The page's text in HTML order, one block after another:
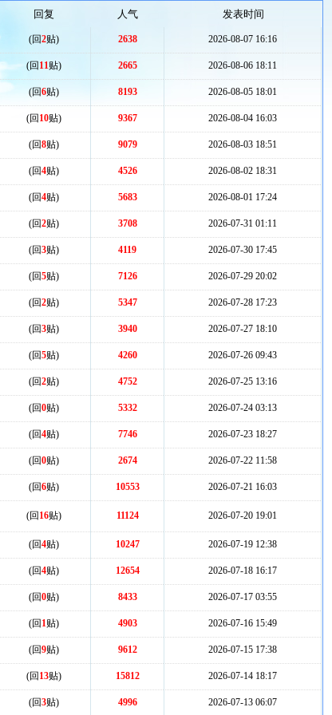
回复 人气 发表时间
(回2贴) 2638 2026-08-07 16:16
(回 11贴) 2665 2026-08-06 18:11
(回6贴) 8193 2026-08-05 18:01
(回 10贴) 9367 2026-08-04 16:03
(回8贴) 9079 2026-08-03 18:51
(回4贴) 4526 2026-08-02 18:31
(回4贴) 5683 2026-08-01 17:24
(回2贴) 3708 2026-07-31 01:11
(回3贴) 4119 2026-07-30 17:45
(回5贴) 7126 2026-07-29 20:02
(回2贴) 5347 2026-07-28 17:23
(回3贴) 3940 2026-07-27 18:10
(回5贴) 4260 2026-07-26 09:43
(回2贴) 4752 2026-07-25 13:16
(回0贴) 5332 2026-07-24 03:13
(回4贴) 7746 2026-07-23 18:27
(回0贴) 2674 2026-07-22 11:58
(回6贴) 10553 2026-07-21 16:03
(回 16贴) 11124 2026-07-20 19:01
(回4贴) 10247 2026-07-19 12:38
(回4贴) 12654 2026-07-18 16:17
(回0贴) 8433 2026-07-17 03:55
(回 1贴) 4903 2026-07-16 15:49
(回9贴) 9612 2026-07-15 17:38
(回 13贴) 15812 2026-07-14 18:17
(回3贴) 4996 2026-07-13 06:07